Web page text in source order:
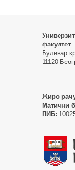
факултет
Булевар
11120
Жиро
Матични
ПИБ: